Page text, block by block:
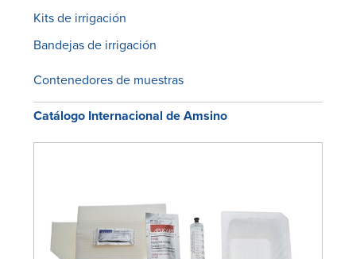
Kits de irrigación
Bandejas de irrigación
Contenedores de muestras
Catálogo Internacional de Amsino